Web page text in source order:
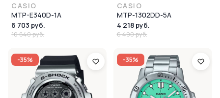
CASIO
MTP-E340D-1A
6 703 руб.
10 640 руб.
CASIO
MTP-1302DD-5A
4 218 руб.
6 490 руб.
-35% -35%